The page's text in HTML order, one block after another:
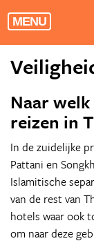
MENU
Naar
reizen in
In de zuidelijke
Pattani en
Islamitische
van de rest van
hotels waar ook
om naar deze